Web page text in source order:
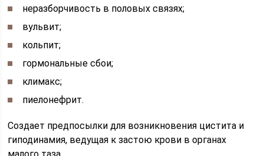
неразборчивость в половых связях;
вульвит;
кольпит;
гормональные сбои;
климакс;
пиелонефрит.
Создает предпосылки для возникновения цистита и
гиподинамия, ведущая к застою крови в органах
малого таза.